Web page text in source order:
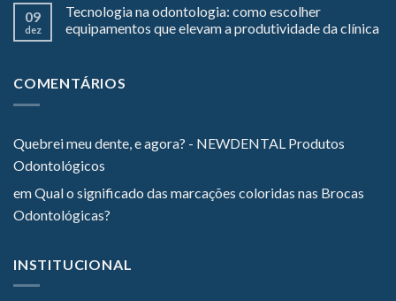
09
dez
Tecnologia na odontologia: como escolher
equipamentos que elevam a produtividade da clínica
COMENTÁRIOS
Quebrei meu dente, e agora? - NEWDENTAL Produtos
Odontológicos
emQual o significado das marcações coloridas nas Brocas
Odontológicas?
INSTITUCIONAL